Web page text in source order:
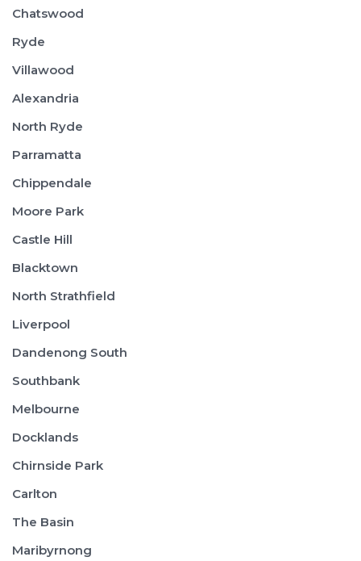
Chatswood
Ryde
Villawood
Alexandria
North Ryde
Parramatta
Chippendale
Moore Park
Castle Hill
Blacktown
North Strathfield
Liverpool
Dandenong South
Southbank
Melbourne
Docklands
Chirnside Park
Carlton
The Basin
Maribyrnong